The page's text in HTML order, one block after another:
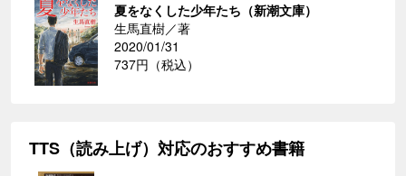
夏をなくした少年たち（新潮文庫）
生馬直樹／著
2020/01/31
737円（税込）
TTS（読み上げ）対応のおすすめ書籍